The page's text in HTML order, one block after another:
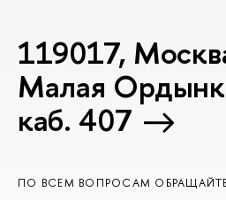
119017,
Малая
каб. 407
ПО ВСЕМ ВОПРОСАМ